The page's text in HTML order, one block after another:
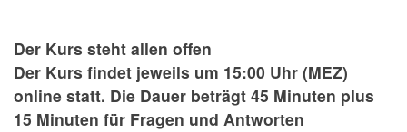
Der Kurs steht allen offen
Der Kurs findet jeweils um 15:00 Uhr (MEZ)
online statt. Die Dauer beträgt 45 Minuten plus
15 Minuten für Fragen und Antworten